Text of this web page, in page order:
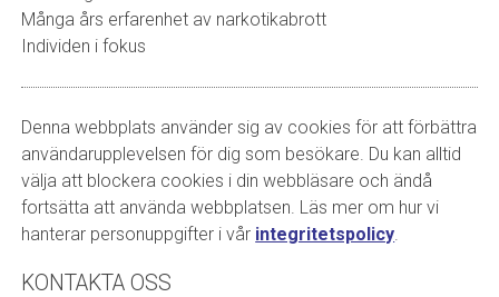
Många års erfarenhet av narkotikabrott
Individen i fokus
Denna webbplats använder sig av cookies för att förbättra
användarupplevelsen för dig som besökare. Du kan alltid
välja att blockera cookies i din webbläsare och ändå
fortsätta att använda webbplatsen. Läs mer om hur vi
hanterar personuppgifter i vår integritetspolicy
KONTAKTA OSS